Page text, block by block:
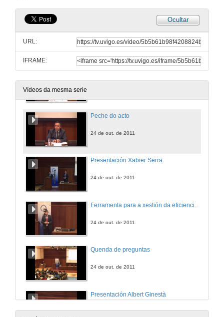
Ocultar
URL:
IFRAME:
Vídeos da mesma serie
Intervención de Ana Mejias Sacaluga
24 de out. de 2011
Intervención de Ovidio Rodeiro Tato
Peche do acto
24 de out. de 2011
Presentación Xabier Serra
24 de out. de 2011
24 de out. de 2011
Quenda de preguntas
24 de out. de 2011
Presentación Albert Ginestà
24 de out. de 2011